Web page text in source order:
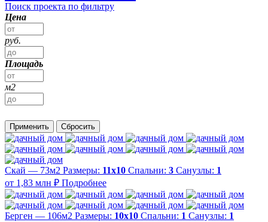
Поиск проекта по фильтру
Цена
руб.
Площадь
м2
Применить Сбросить
Скай — 73м2 Размеры: 11х10 Спальни: 3 Санузлы: 1
от 1,83 млн ₽ Подробнее
Берген — 106м2 Размеры: 10х10 Спальни: 1 Санузлы: 1